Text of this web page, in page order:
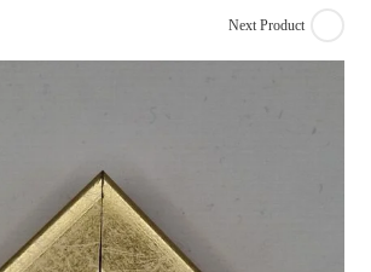
Next Product